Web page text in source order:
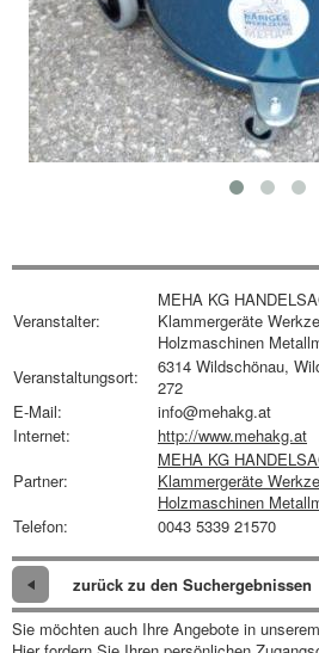
Veranstalter:
MEHA KG
Klammergeräte
Holzmaschinen
Veranstaltungsort:
6314 Wildschönau,
272
E-Mail:
info@mehakg.at
Internet:
http://www.mehakg.at
Partner:
MEHA KG
Klammergeräte
Holzmaschinen
Telefon:
0043 5339 21570
zurück zu den Suchergebnissen
Sie möchten auch Ihre Angebote in